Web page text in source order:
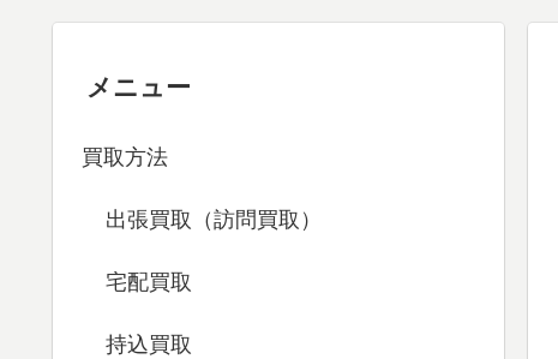
メニュー
買取方法
出張買取（訪問買取）
宅配買取
持込買取